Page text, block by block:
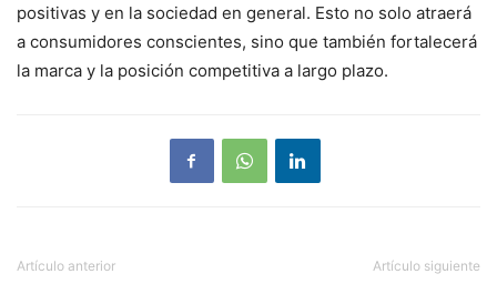
positivas y en la sociedad en general. Esto no solo atraerá
a consumidores conscientes, sino que también fortalecerá
la marca y la posición competitiva a largo plazo.
Artículo anterior Artículo siguiente